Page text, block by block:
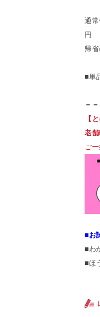
通
円
帰
■単
＝
【
老
ご
■お
■わ
■ほ